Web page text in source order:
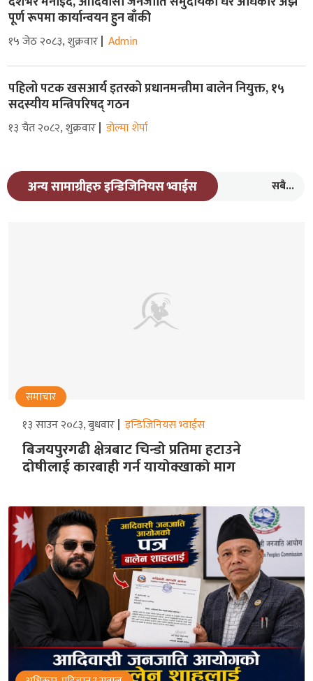
पूर्ण रूपमा कार्यान्वयन हुन बाँकी
१५ जेठ २०८३, शुक्रवार Admin
पहिलो पटक खसआर्य इतरको प्रधानमन्त्रीमा बालेन नियुक्त, १५
सदस्यीय मन्त्रिपरिषद् गठन
१३ चैत २०८२, शुक्रवार डोल्मा शेर्पा
अन्य सामाग्रीहरु इन्डिजिनियस भ्वाईस सबै...
समाचार
१३ साउन २०८३, बुधवार इन्डिजिनियस भ्वाईस
बिजयपुरगढी क्षेत्रबाट चिन्डो प्रतिमा हटाउने
दोषीलाई कारबाही गर्न यायोक्खाको माग